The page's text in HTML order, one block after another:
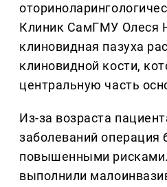
Клиник СамГМУ Олеся
клиновидная пазуха
клиновидной кости,
центральную часть
Из-за возраста
заболеваний операция
повышенными
выполнили